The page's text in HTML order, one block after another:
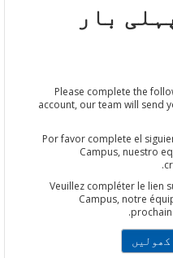
بار
Please complete the
account, our team will send
Por favor complete el
Campus, nuestro
Veuillez compléter le lien
Campus, notre